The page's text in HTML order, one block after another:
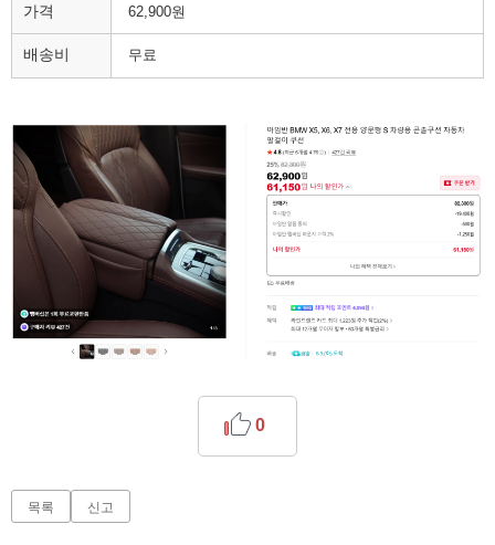
가격 62,900원
배송비 무료
0
목록 신고